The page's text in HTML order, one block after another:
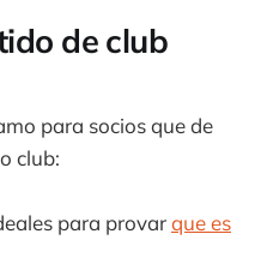
de club
para socios que de
club:
para provarque es